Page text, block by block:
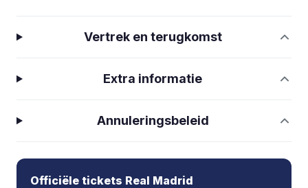
Vertrek en terugkomst
Extra informatie
Annuleringsbeleid
Officiële tickets Real Madrid